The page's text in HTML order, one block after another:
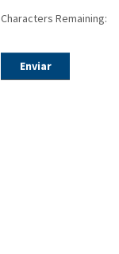
Characters Remaining:
Enviar